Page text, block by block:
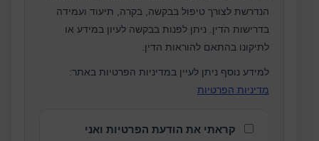
הנדרשת לצורך טיפול בבקשה, בקרה, תיעוד ועמידה
בדרישות הדין. ניתן לפנות בבקשה לעיון במידע או
לתיקונו בהתאם להוראות הדין.
למידע נוסף ניתן לעיין במדיניות הפרטיות באתר:
מדיניות הפרטיות
קראתי את הודעת הפרטיות ואני